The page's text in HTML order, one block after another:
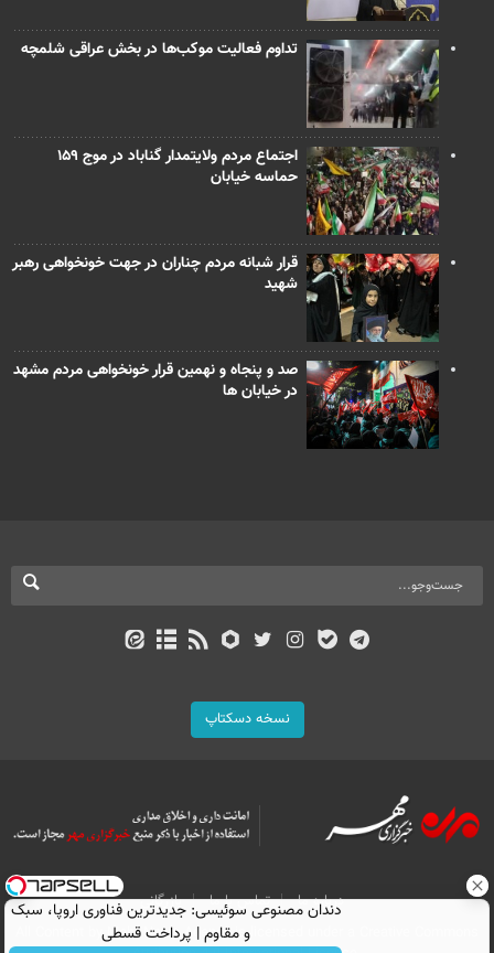
تداوم فعالیت موکب‌ها در بخش عراقی شلمچه
اجتماع مردم ولایتمدار گناباد در موج ۱۵۹
حماسه خیابان
قرار شبانه مردم چناران در جهت خونخواهی رهبر
شهید
صد و پنجاه و نهمین قرار خونخواهی مردم مشهد
در خیابان ها
نسخه دسکتاپ
درباره ما تماس با ما
بازرگانی
All Content by Mehr News Agency is licensed under a Creative Commons
دندان مصنوعی سوئیسی: جدیدترین فناوری اروپا، سبک
و مقاوم | پرداخت قسطی